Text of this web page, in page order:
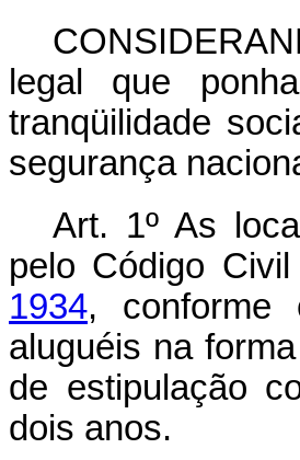
legal que
tranqüilidade
segurança
Art. 1º As
pelo Código
1934, conforme
aluguéis na
de estipulação
dois anos.